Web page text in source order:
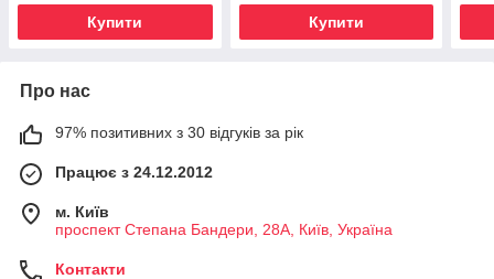
Купити Купити
Про нас
97% позитивних з 30 відгуків за рік
Працює з 24.12.2012
м. Київ
проспект Степана Бандери, 28А, Київ, Україна
Контакти